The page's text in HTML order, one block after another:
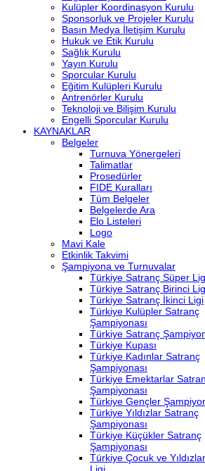
Kulüpler Koordinasyon Kurulu
Sponsorluk ve Projeler Kurulu
Basın Medya İletişim Kurulu
Hukuk ve Etik Kurulu
Sağlık Kurulu
Yayın Kurulu
Sporcular Kurulu
Eğitim Kulüpleri Kurulu
Antrenörler Kurulu
Teknoloji ve Bilişim Kurulu
Engelli Sporcular Kurulu
KAYNAKLAR
Belgeler
Turnuva Yönergeleri
Talimatlar
Prosedürler
FIDE Kuralları
Tüm Belgeler
Belgelerde Ara
Elo Listeleri
Logo
Mavi Kale
Etkinlik Takvimi
Şampiyona ve Turnuvalar
Türkiye Satranç Süper
Türkiye Satranç Birinci
Türkiye Satranç İkinci Ligi
Türkiye Kulüpler Satranç
Şampiyonası
Türkiye Satranç
Türkiye Kupası
Türkiye Kadınlar Satranç
Şampiyonası
Türkiye Emektarlar
Şampiyonası
Türkiye Gençler
Türkiye Yıldızlar Satranç
Şampiyonası
Türkiye Küçükler Satranç
Şampiyonası
Türkiye Çocuk ve